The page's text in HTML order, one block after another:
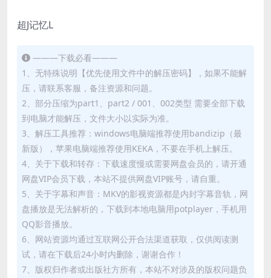
超J记忆L
———下载必看———
1、无特殊说明【优先使用文件中的解压密码】，如果不能解
压，请联系客服，备注资源和问题。
2、部分压缩为part1、part2 / 001、002类型 需要全部下载
到电脑才能解压，文件大小以实际为准。
3、解压工具推荐：windows电脑端推荐使用bandizip（最
新版），苹果电脑端推荐使用KEKA，不要在手机上解压。
4、关于下载和转存：下载速度慢或需要网盘会员的，请开通
网盘VIP会员下载，本站不提供网盘VIP账号，请自重。
5、关于字幕和声音：MKV的影视资源都是内封字幕音轨，网
盘播放是无法解析的，下载到本地电脑用potplayer，手机用
QQ影音播放。
6、网站资源均通过互联网公开合法渠道获取，仅供阅读测
试，请在下载后24小时内删除，谢谢合作！
7、版权归作者或出版社方所有，本站不对涉及的版权问题负